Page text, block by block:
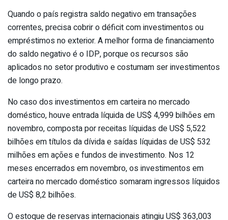
Quando o país registra saldo negativo em transações
correntes, precisa cobrir o déficit com investimentos ou
empréstimos no exterior. A melhor forma de financiamento
do saldo negativo é o IDP, porque os recursos são
aplicados no setor produtivo e costumam ser investimentos
de longo prazo.
No caso dos investimentos em carteira no mercado
doméstico, houve entrada líquida de US$ 4,999 bilhões em
novembro, composta por receitas líquidas de US$ 5,522
bilhões em títulos da dívida e saídas líquidas de US$ 532
milhões em ações e fundos de investimento. Nos 12
meses encerrados em novembro, os investimentos em
carteira no mercado doméstico somaram ingressos líquidos
de US$ 8,2 bilhões.
O estoque de reservas internacionais atingiu US$ 363,003